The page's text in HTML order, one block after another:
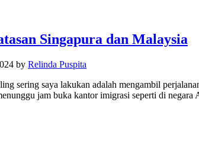
Singapura dan Malaysia
by Relinda Puspita
sering saya lakukan adalah mengambil
jam buka kantor imigrasi seperti di